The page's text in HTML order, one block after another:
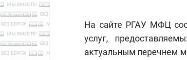
На сайте РГАУ МФЦ
услуг,
актуальным перечнем